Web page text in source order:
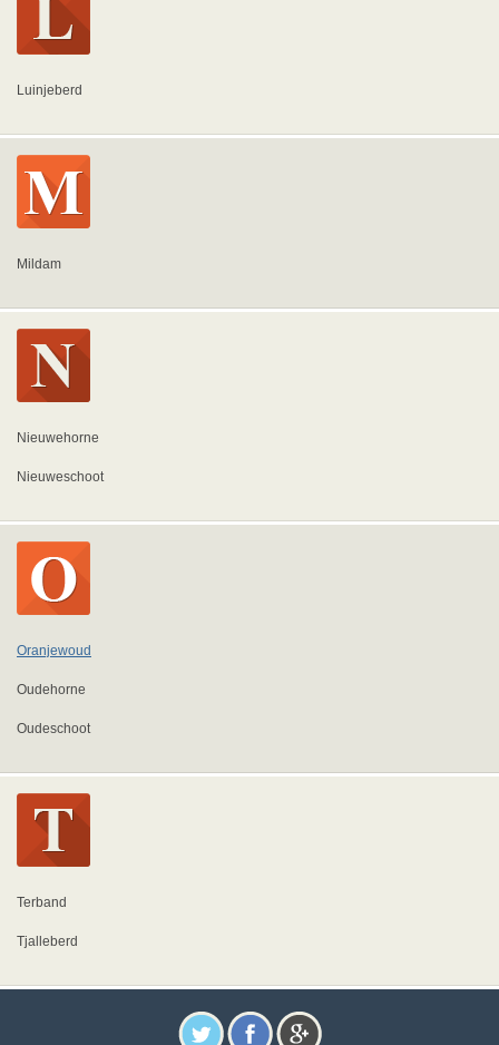
Luinjeberd
Mildam
Nieuwehorne
Nieuweschoot
Oranjewoud
Oudehorne
Oudeschoot
Terband
Tjalleberd